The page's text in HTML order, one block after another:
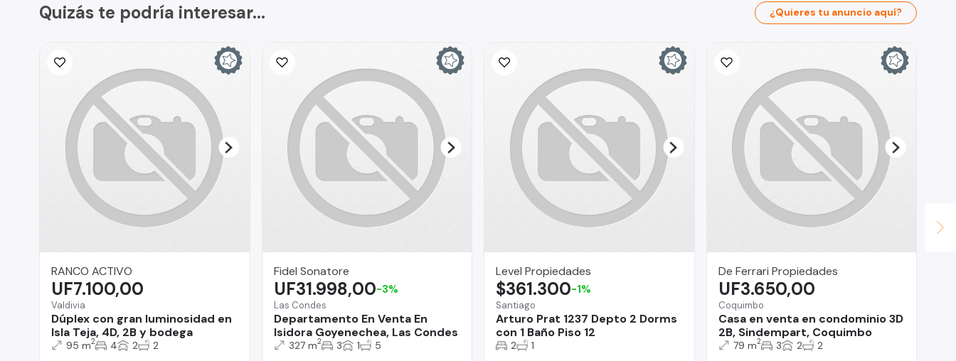
Quizás te podría interesar... ¿Quieres tu anuncio aquí?
RANCO ACTIVO
Valdivia
Dúplex con gran luminosidad en
Isla Teja, 4D, 2B y bodega
UF7.100,00
95 m2 4 2 2
Fidel Sonatore
Las Condes
Departamento En Venta En
Isidora Goyenechea, Las Condes
UF31.998,00-3%
327 m2 3 1 5
Level Propiedades
Santiago
Arturo Prat 1237 Depto 2 Dorms
con 1 Baño Piso 12
$361.300-1%
2 1
De Ferrari Propiedades
Coquimbo
Casa en venta en condominio 3D
2B, Sindempart, Coquimbo
UF3.650,00
79 m2 3 2 2